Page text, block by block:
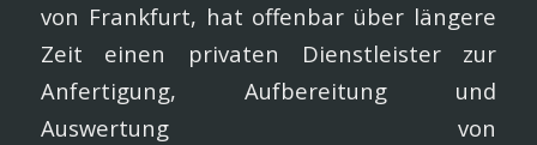
von Frankfurt, hat offenbar über längere
Zeit einen privaten Dienstleister zur
Anfertigung, Aufbereitung und
Auswertung von